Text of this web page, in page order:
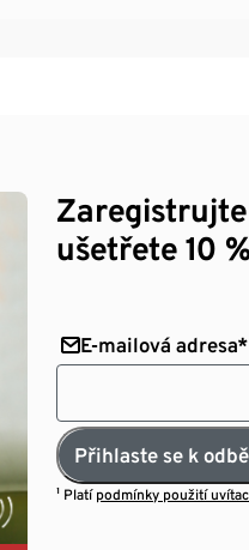
ušetřete 10
E-mailová adresa*
Přihlaste se k
¹ Platí podmínky použití